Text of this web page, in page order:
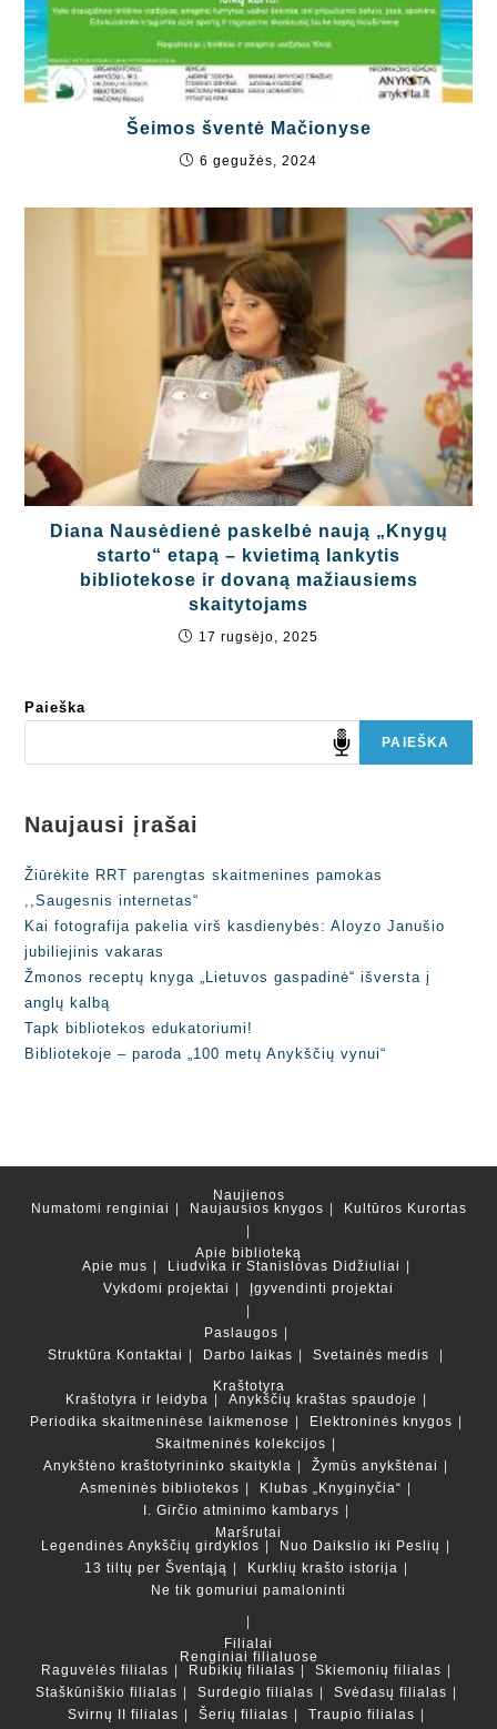
Šeimos šventė Mačionyse
6 gegužės, 2024
Diana Nausėdienė paskelbė naują „Knygų
starto“ etapą – kvietimą lankytis
bibliotekose ir dovaną mažiausiems
skaitytojams
17 rugsėjo, 2025
Paieška
PAIEŠKA
Naujausi įrašai
Žiūrėkite RRT parengtas skaitmenines pamokas
,,Saugesnis internetas“
Kai fotografija pakelia virš kasdienybės: Aloyzo Janušio
jubiliejinis vakaras
Žmonos receptų knyga „Lietuvos gaspadinė“ išversta į
anglų kalbą
Tapk bibliotekos edukatoriumi!
Bibliotekoje – paroda „100 metų Anykščių vynui“
Naujienos
Numatomi renginiai
Naujausios knygos Kultūros Kurortas
Apie biblioteką
Apie mus
Liudvika ir Stanislovas Didžiuliai
Vykdomi projektai
Įgyvendinti projektai
Paslaugos
Struktūra Kontaktai Darbo laikas
Svetainės medis
Kraštotyra
Kraštotyra ir leidyba
Anykščių kraštas spaudoje
Periodika skaitmeninėse laikmenose
Elektroninės knygos
Skaitmeninės kolekcijos
Anykštėno kraštotyrininko skaitykla
Žymūs anykštėnai
Asmeninės bibliotekos
Klubas „Knyginyčia“
I. Girčio atminimo kambarys
Maršrutai
Legendinės Anykščių girdyklos
Nuo Daikslio iki Peslių
13 tiltų per Šventąją
Kurklių krašto istorija
Ne tik gomuriui pamaloninti
Filialai
Renginiai filialuose
Raguvėlės filialas
Rubikių filialas
Skiemonių filialas
Staškūniškio filialas
Surdegio filialas
Svėdasų filialas
Svirnų II filialas
Šerių filialas
Traupio filialas